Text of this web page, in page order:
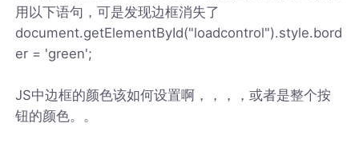
用以下语句，可是发现边框消失了
document.getElementById("loadcontrol").style.bord
er = 'green';
JS中边框的颜色该如何设置啊，，，，或者是整个按
钮的颜色。。